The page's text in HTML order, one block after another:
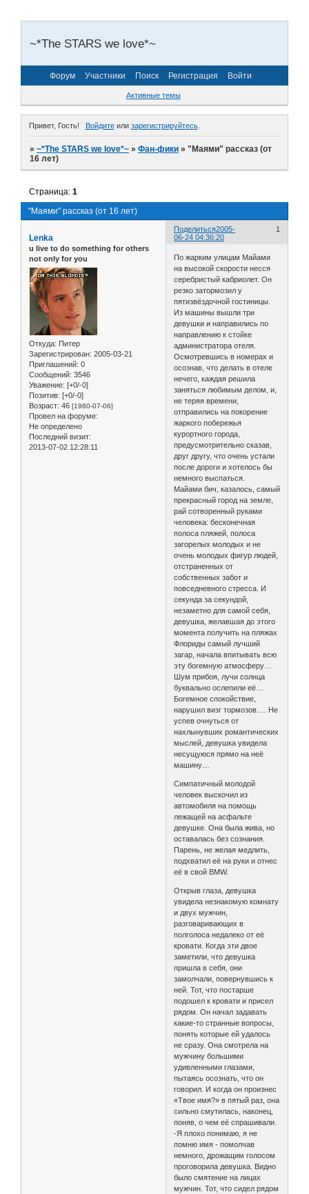
~*The STARS we love*~
Форум Участники Поиск Регистрация Войти
Активные темы
Привет, Гость! Войдитеили зарегистрируйтесь.
»~*The STARS we love*~ »Фан-фики »"Маями" рассказ (от
16 лет)
"Маями" рассказ (от 16 лет)
Страница:1
Поделиться 1
2005-
06-24 04:36:20
Lenka
u live to do something for others
not only for you
Откуда: Питер
Зарегистрирован: 2005-03-21
Приглашений: 0
Сообщений: 3546
Уважение: [+0/-0]
Позитив: [+0/-0]
Возраст: 46 [1980-07-06]
Провел на форуме:
Не определено
Последний визит:
2013-07-02 12:28:11
По жарким улицам Майами
на высокой скорости несся
серебристый кабриолет. Он
резко затормозил у
пятизвёздочной гостиницы.
Из машины вышли три
девушки и направились по
направлению к стойке
администратора отеля.
Осмотревшись в номерах и
осознав, что делать в отеле
нечего, каждая решила
заняться любимым делом, и,
не теряя времени,
отправились на покорение
жаркого побережья
курортного города,
предусмотрительно сказав,
друг другу, что очень устали
после дороги и хотелось бы
немного выспаться.
Майами бич, казалось, самый
прекрасный город на земле,
рай сотворенный руками
человека: бесконечная
полоса пляжей, полоса
загорелых молодых и не
очень молодых фигур людей,
отстраненных от
собственных забот и
повседневного стресса. И
секунда за секундой,
незаметно для самой себя,
девушка, желавшая до этого
момента получить на пляжах
Флориды самый лучший
загар, начала впитывать всю
эту богемную атмосферу…
Шум прибоя, лучи солнца
буквально ослепили её…
Богемное спокойствие,
нарушил визг тормозов.… Не
успев очнуться от
нахлынувших романтических
мыслей, девушка увидела
несущуюся прямо на неё
машину…
Симпатичный молодой
человек выскочил из
автомобиля на помощь
лежащей на асфальте
девушке. Она была жива, но
оставалась без сознания.
Парень, не желая медлить,
подхватил её на руки и отнес
её в свой BMW.
Открыв глаза, девушка
увидела незнакомую комнату
и двух мужчин,
разговаривающих в
полголоса недалеко от её
кровати. Когда эти двое
заметили, что девушка
пришла в себя, они
замолчали, повернувшись к
ней. Тот, что постарше
подошел к кровати и присел
рядом. Он начал задавать
какие-то странные вопросы,
понять которые ей удалось
не сразу. Она смотрела на
мужчину большими
удивленными глазами,
пытаясь осознать, что он
говорил. И когда он произнес
«Твое имя?» в пятый раз, она
сильно смутилась, наконец,
поняв, о чем её спрашивали.
-Я плохо понимаю, я не
помню имя - помолчав
немного, дрожащим голосом
проговорила девушка. Видно
было смятение на лицах
мужчин. Тот, что сидел рядом